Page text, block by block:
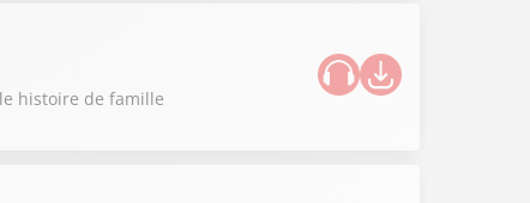
histoire de famille